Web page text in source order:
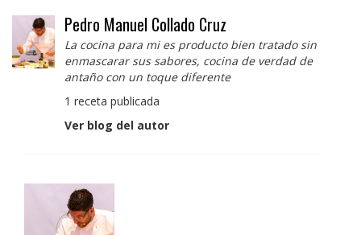
Pedro Manuel Collado Cruz
La cocina para mi es producto bien tratado sin
enmascarar sus sabores, cocina de verdad de
antaño con un toque diferente
1 receta publicada
Ver blog del autor